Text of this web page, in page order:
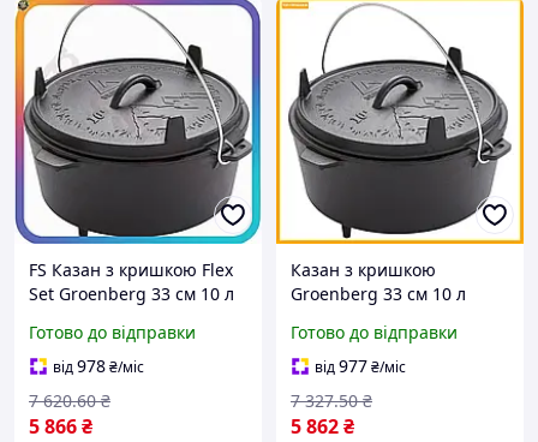
FS Казан з кришкою Flex
Set Groenberg 33 см 10 л
приготування їжі на вогні
та в ду SET18-F
Готово до відправки
від978₴/міс
5 866₴
7 620.60 ₴
Казан з кришкою
Groenberg 33 см 10 л
приготування їжі на
вогнищі кемпінговий
посуд
Готово до відправки
від977₴/міс
5 862₴
7 327.50 ₴